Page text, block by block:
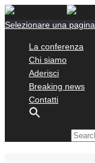
Selezionare una pagina
La conferenza
Chi siamo
Aderisci
Breaking news
Contatti